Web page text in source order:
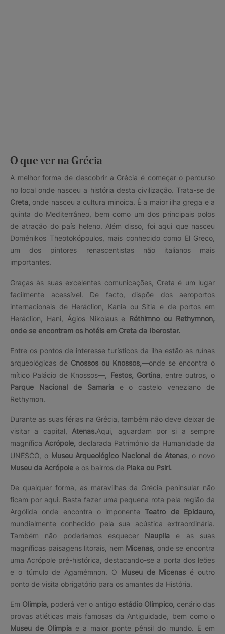
O que ver na Grécia
A melhor forma de descobrir a Grécia é começar o percurso
no local onde nasceu a história desta civilização. Trata-se de
Creta, onde nasceu a cultura minoica. É a maior ilha grega e a
quinta do Mediterrâneo, bem como um dos principais polos
de atração do país heleno. Além disso, foi aqui que nasceu
Doménikos Theotokópoulos, mais conhecido como El Greco,
um dos pintores renascentistas não italianos mais
importantes.
Graças às suas excelentes comunicações, Creta é um lugar
facilmente acessível. De facto, dispõe dos aeroportos
internacionais de Heráclion, Kania ou Sitia e de portos em
Heráclion, Hani, Ágios Nikolaus e Réthimno ou Rethymnon,
onde se encontram os hotéis em Creta da Iberostar.
Entre os pontos de interesse turísticos da ilha estão as ruínas
arqueológicas de Cnossos ou Knossos,—onde se encontra o
mítico Palácio de Knossos—, Festos, Gortina, entre outros, o
Parque Nacional de Samariae o castelo veneziano de
Rethymon.
Durante as suas férias na Grécia, também não deve deixar de
visitar a capital,Atenas.Aqui, aguardam por si a sempre
magnífica Acrópole, declarada Património da Humanidade da
UNESCO, o Museu Arqueológico Nacional de Atenas, o novo
Museu da Acrópole e os bairros de Plaka ou Psiri.
De qualquer forma, as maravilhas da Grécia peninsular não
ficam por aqui. Basta fazer uma pequena rota pela região da
Argólida onde encontra o imponente Teatro de Epidauro,
mundialmente conhecido pela sua acústica extraordinária.
Também não poderíamos esquecer Nauplia e as suas
magníficas paisagens litorais, nem Micenas, onde se encontra
uma Acrópole pré-histórica, destacando-se a porta dos leões
e o túmulo de Agamémnon. O Museu de Micenas é outro
ponto de visita obrigatório para os amantes da História.
Em Olimpia, poderá ver o antigo estádio Olímpico,cenário das
provas atléticas mais famosas da Antiguidade, bem como o
Museu de Olimpia e a maior ponte pênsil do mundo. E em